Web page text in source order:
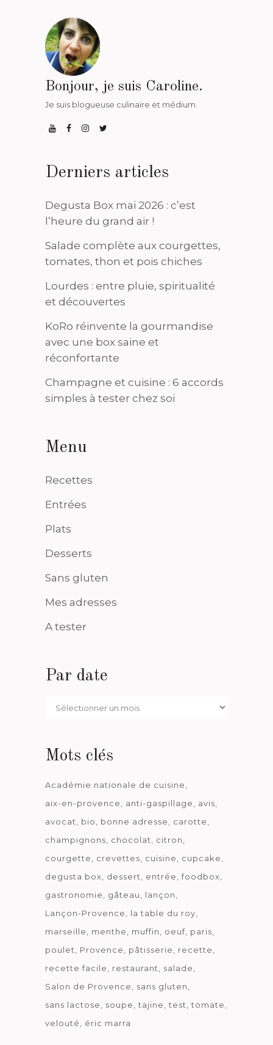
Bonjour, je suis Caroline.
Je suis blogueuse culinaire et médium.
Derniers articles
Degusta Box mai 2026 : c’est
l’heure du grand air !
Salade complète aux courgettes,
tomates, thon et pois chiches
Lourdes : entre pluie, spiritualité
et découvertes
KoRo réinvente la gourmandise
avec une box saine et
réconfortante
Champagne et cuisine : 6 accords
simples à tester chez soi
Menu
Recettes
Entrées
Plats
Desserts
Sans gluten
Mes adresses
A tester
Par date
Par
Mots clés
Académie nationale de cuisine
aix-en-provence
anti-gaspillage
avis
avocat
bio bonne adresse
carotte
champignons
chocolat
citron
courgette
crevettes cuisine
cupcake
degusta box
dessert entrée
foodbox
gastronomie
gâteau
lançon
Lançon-Provence
la table du roy
marseille
menthe muffin oeuf paris
poulet
Provence pâtisserie
recette
recette facile
restaurant
salade
Salon de Provence
sans gluten
sans lactose
soupe tajine test
tomate
velouté
éric marra